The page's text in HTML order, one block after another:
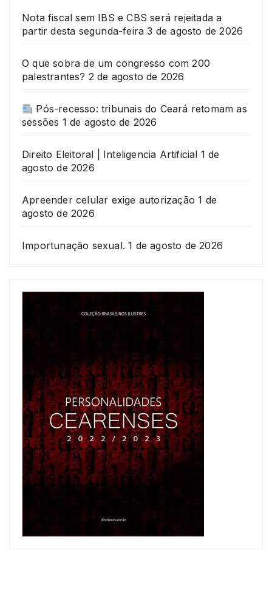
Nota fiscal sem IBS e CBS será rejeitada a
partir desta segunda-feira 3 de agosto de 2026
O que sobra de um congresso com 200
palestrantes? 2 de agosto de 2026
Pós-recesso: tribunais do Ceará retomam as
sessões 1 de agosto de 2026
Direito Eleitoral | Inteligencia Artificial 1 de
agosto de 2026
Apreender celular exige autorização 1 de
agosto de 2026
Importunação sexual. 1 de agosto de 2026